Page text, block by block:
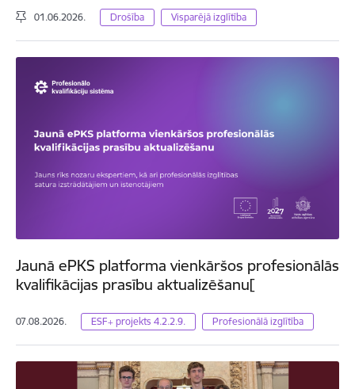
01.06.2026. Drošība Visparējā izglītība
Jaunā ePKS platforma vienkāršos profesionālās
kvalifikācijas prasību aktualizēšanu[
07.08.2026. ESF+ projekts 4.2.2.9. Profesionālā izglītība